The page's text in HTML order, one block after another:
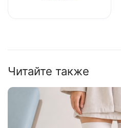
Читайте также